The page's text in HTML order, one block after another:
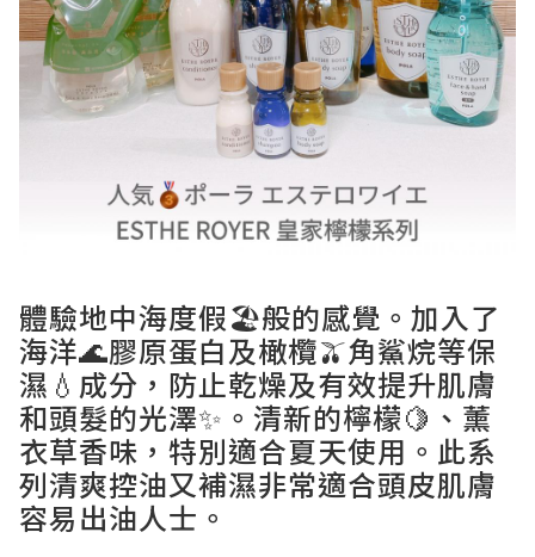
體驗地中海度假🏖般的感覺。加入了
海洋🌊膠原蛋白及橄欖🫒角鯊烷等保
濕💧成分，防止乾燥及有效提升肌膚
和頭髮的光澤✨。清新的檸檬🍋、薰
衣草香味，特別適合夏天使用。此系
列清爽控油又補濕非常適合頭皮肌膚
容易出油人士。